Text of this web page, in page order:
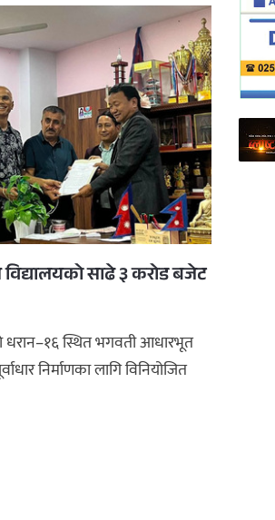
साढे ३ करोड बजेट
स्थित भगवती आधारभूत
निर्माणका लागि विनियोजित